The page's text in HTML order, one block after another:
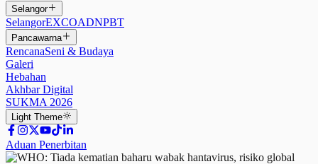
Selangor
SelangorEXCOADNPBT
Pancawarna
RencanaSeni & Budaya
Galeri
Hebahan
Akhbar Digital
SUKMA 2026
Light Theme
Aduan Penerbitan